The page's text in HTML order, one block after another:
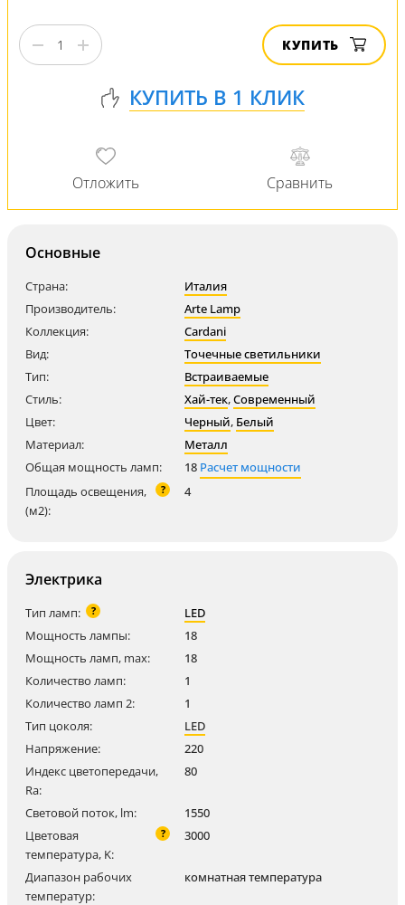
КУПИТЬ
Основные
Страна:
Италия
Производитель:
Arte Lamp
Коллекция:
Cardani
Вид:
Точечные светильники
Тип:
Встраиваемые
Стиль:
Хай-тек,Современный
Цвет:
Черный, Белый
Материал:
Металл
Общая мощность ламп:
18 Расчет мощности
Площадь освещения,
(м2):
? 4
Электрика
Тип ламп: ?
LED
Мощность лампы:
18
Мощность ламп, max:
18
Количество ламп:
1
Количество ламп 2:
1
Тип цоколя:
LED
Напряжение:
220
Индекс цветопередачи,
Ra:
80
Световой поток, lm:
1550
Цветовая
температура, K:
? 3000
Диапазон рабочих
температур:
комнатная температура